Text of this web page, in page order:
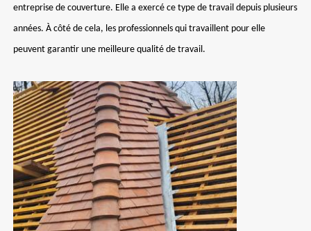
entreprise de couverture. Elle a exercé ce type de travail depuis plusieurs
années. À côté de cela, les professionnels qui travaillent pour elle
peuvent garantir une meilleure qualité de travail.